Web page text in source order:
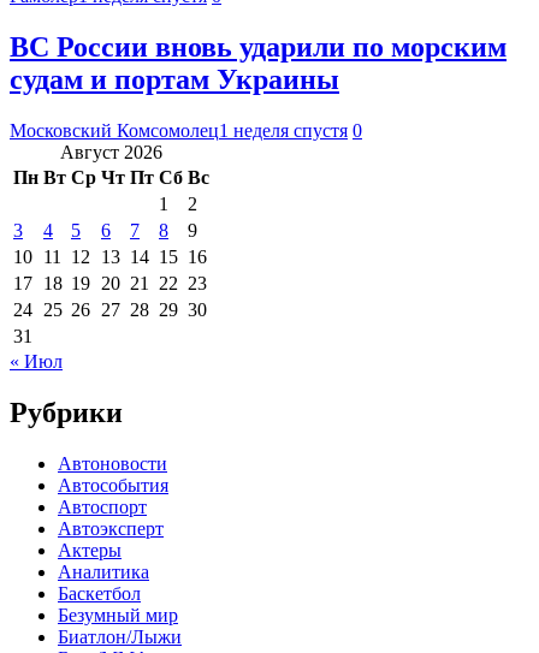
ВС России вновь ударили по морским
судам и портам Украины
Московский Комсомолец1 неделя спустя 0
Август 2026
Пн Вт Ср Чт Пт Сб Вс
1
2
3
4 5 6 7 8
9
10 11 12 13 14 15 16
17 18 19 20 21 22 23
24 25 26 27 28 29 30
31
« Июл
Рубрики
Автоновости
Автособытия
Автоспорт
Автоэксперт
Актеры
Аналитика
Баскетбол
Безумный мир
Биатлон/Лыжи